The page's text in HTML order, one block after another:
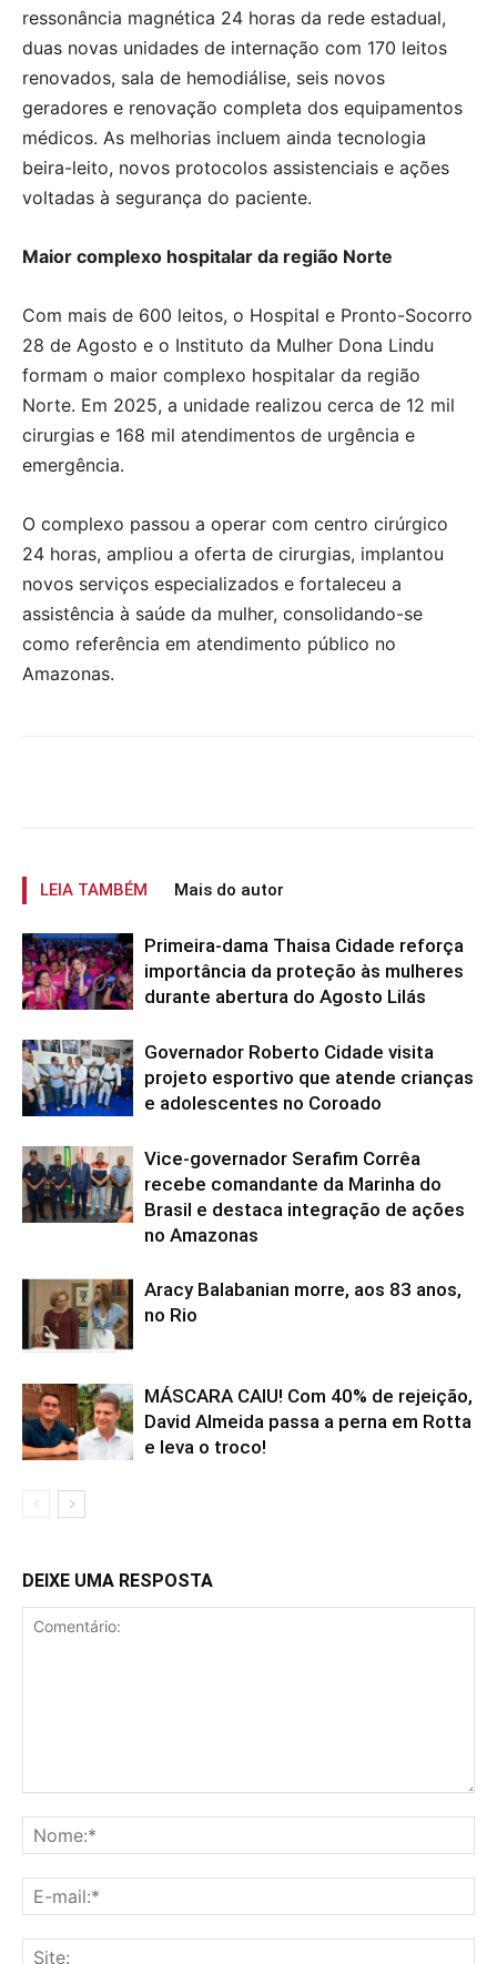
ressonância magnética 24 horas da rede estadual,
duas novas unidades de internação com 170 leitos
renovados, sala de hemodiálise, seis novos
geradores e renovação completa dos equipamentos
médicos. As melhorias incluem ainda tecnologia
beira-leito, novos protocolos assistenciais e ações
voltadas à segurança do paciente.
Maior complexo hospitalar da região Norte
Com mais de 600 leitos, o Hospital e Pronto-Socorro
28 de Agosto e o Instituto da Mulher Dona Lindu
formam o maior complexo hospitalar da região
Norte. Em 2025, a unidade realizou cerca de 12 mil
cirurgias e 168 mil atendimentos de urgência e
emergência.
O complexo passou a operar com centro cirúrgico
24 horas, ampliou a oferta de cirurgias, implantou
novos serviços especializados e fortaleceu a
assistência à saúde da mulher, consolidando-se
como referência em atendimento público no
Amazonas.
LEIA TAMBÉM Mais do autor
Primeira-dama Thaisa Cidade reforça
importância da proteção às mulheres
durante abertura do Agosto Lilás
Governador Roberto Cidade visita
projeto esportivo que atende crianças
e adolescentes no Coroado
Vice-governador Serafim Corrêa
recebe comandante da Marinha do
Brasil e destaca integração de ações
no Amazonas
Aracy Balabanian morre, aos 83 anos,
no Rio
MÁSCARA CAIU! Com 40% de rejeição,
David Almeida passa a perna em Rotta
e leva o troco!
DEIXE UMA RESPOSTA